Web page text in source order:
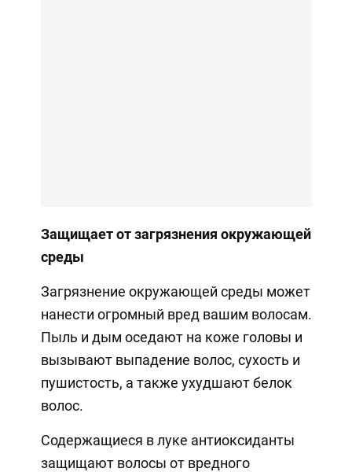
Защищает от загрязнения окружающей
среды
Загрязнение окружающей среды может
нанести огромный вред вашим волосам.
Пыль и дым оседают на коже головы и
вызывают выпадение волос, сухость и
пушистость, а также ухудшают белок
волос.
Содержащиеся в луке антиоксиданты
защищают волосы от вредного